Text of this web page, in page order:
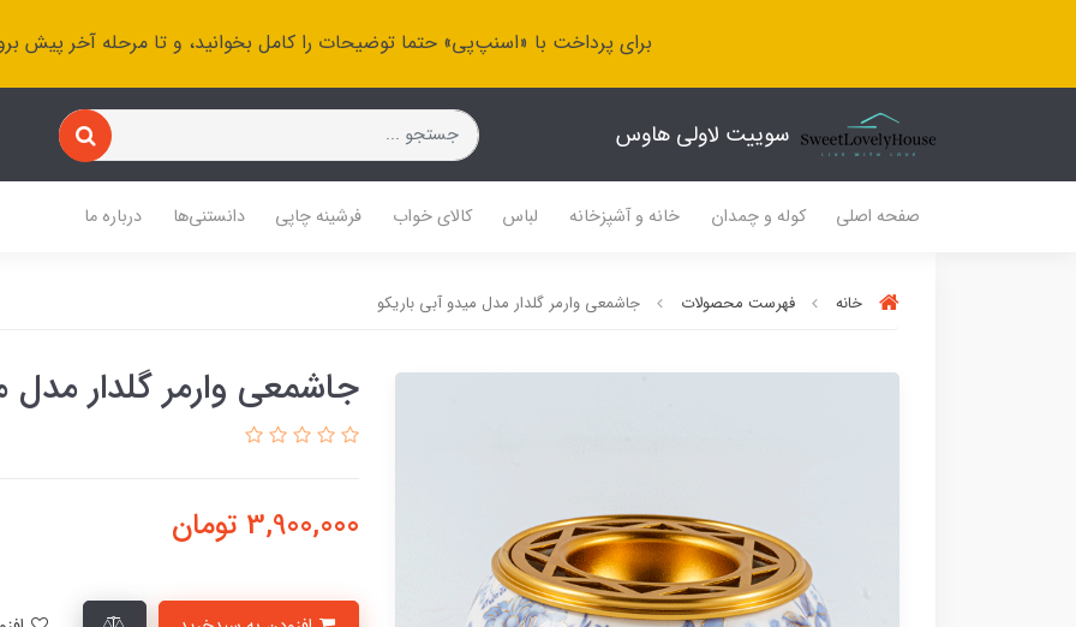
برای پرداخت با «اسنپ‌پی» حتما توضیحات را کامل بخوانید، و تا مرحله آخر پیش
سوییت لاولی هاوس
صفحه اصلی کوله و چمدان خانه و آشپزخانه لباس کالای خواب فرشینه چاپی دانستنی‌ها درباره ما
خانه فهرست محصولات جاشمعی وارمر گلدار مدل میدو آبی باریکو
جاشمعی وارمر گلدار مدل
3,900,000 تومان